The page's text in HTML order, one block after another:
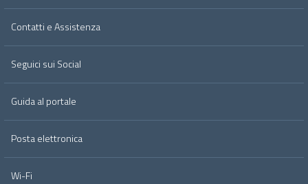
Contatti e Assistenza
Seguici sui Social
Guida al portale
Posta elettronica
Wi-Fi